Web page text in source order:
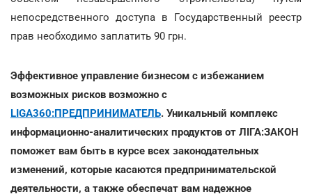
непосредственного доступа в Государственный реестр
прав необходимо заплатить 90 грн.
Эффективное управление бизнесом с избежанием
возможных рисков возможно с
LIGA360:ПРЕДПРИНИМАТЕЛЬ. Уникальный комплекс
информационно-аналитических продуктов от ЛІГА:ЗАКОН
поможет вам быть в курсе всех законодательных
изменений, которые касаются предпринимательской
деятельности, а также обеспечат вам надежное